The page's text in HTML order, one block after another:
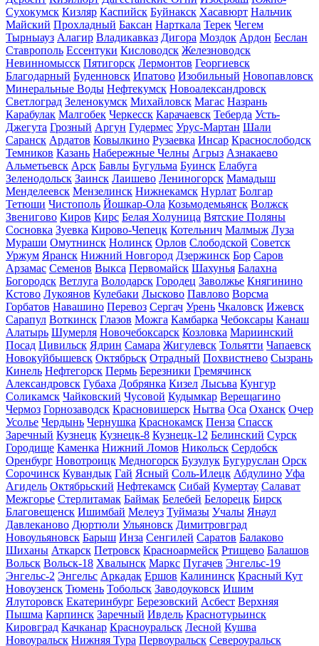
Сухокумск Кизляр Каспийск Буйнакск Хасавюрт Нальчик
Майский Прохладный Баксан Нарткала Терек Чегем
Тырныауз Алагир Владикавказ Дигора Моздок Ардон Беслан
Ставрополь Ессентуки Кисловодск Железноводск
Невинномысск Пятигорск Лермонтов Георгиевск
Благодарный Буденновск Ипатово Изобильный Новопавловск
Минеральные Воды Нефтекумск Новоалександровск
Светлоград Зеленокумск Михайловск Магас Назрань
Карабулак Малгобек Черкесск Карачаевск Теберда Усть-
Джегута Грозный Аргун Гудермес Урус-Мартан Шали
Саранск Ардатов Ковылкино Рузаевка Инсар Краснослободск
Темников Казань Набережные Челны Агрыз Азнакаево
Альметьевск Арск Бавлы Бугульма Буинск Елабуга
Зеленодольск Заинск Лаишево Лениногорск Мамадыш
Менделеевск Мензелинск Нижнекамск Нурлат Болгар
Тетюши Чистополь Йошкар-Ола Козьмодемьянск Волжск
Звенигово Киров Кирс Белая Холуница Вятские Поляны
Сосновка Зуевка Кирово-Чепецк Котельнич Малмыж Луза
Мураши Омутнинск Нолинск Орлов Слободской Советск
Уржум Яранск Нижний Новгород Дзержинск Бор Саров
Арзамас Семенов Выкса Первомайск Шахунья Балахна
Богородск Ветлуга Володарск Городец Заволжье Княгинино
Кстово Лукоянов Кулебаки Лысково Павлово Ворсма
Горбатов Навашино Перевоз Сергач Урень Чкаловск Ижевск
Сарапул Воткинск Глазов Можга Камбарка Чебоксары Канаш
Алатырь Шумерля Новочебоксарск Козловка Мариинский
Посад Цивильск Ядрин Самара Жигулевск Тольятти Чапаевск
Новокуйбышевск Октябрьск Отрадный Похвистнево Сызрань
Кинель Нефтегорск Пермь Березники Гремячинск
Александровск Губаха Добрянка Кизел Лысьва Кунгур
Соликамск Чайковский Чусовой Кудымкар Верещагино
Чермоз Горнозаводск Красновишерск Нытва Оса Оханск Очер
Усолье Чердынь Чернушка Краснокамск Пенза Спасск
Заречный Кузнецк Кузнецк-8 Кузнецк-12 Белинский Сурск
Городище Каменка Нижний Ломов Никольск Сердобск
Оренбург Новотроицк Медногорск Бузулук Бугуруслан Орск
Сорочинск Кувандык Гай Ясный Соль-Илецк Абдулино Уфа
Агидель Октябрьский Нефтекамск Сибай Кумертау Салават
Межгорье Стерлитамак Баймак Белебей Белорецк Бирск
Благовещенск Ишимбай Мелеуз Туймазы Учалы Янаул
Давлеканово Дюртюли Ульяновск Димитровград
Новоульяновск Барыш Инза Сенгилей Саратов Балаково
Шиханы Аткарск Петровск Красноармейск Ртищево Балашов
Вольск Вольск-18 Хвалынск Маркс Пугачев Энгельс-19
Энгельс-2 Энгельс Аркадак Ершов Калининск Красный Кут
Новоузенск Тюмень Тобольск Заводоуковск Ишим
Ялуторовск Екатеринбург Березовский Асбест Верхняя
Пышма Карпинск Заречный Ивдель Краснотурьинск
Кировград Качканар Красноуральск Лесной Кушва
Новоуральск Нижняя Тура Первоуральск Североуральск